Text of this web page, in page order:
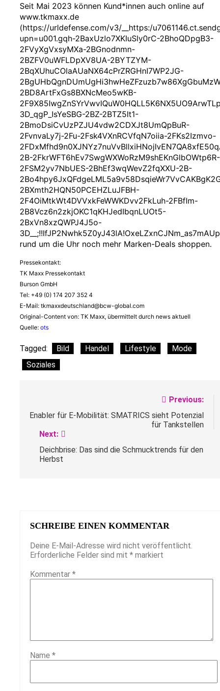
Seit Mai 2023 können Kund*innen auch online auf
www.tkmaxx.de
(https://urldefense.com/v3/__https:/
upn=u001.gqh-2BaxUzlo7XKIuSly0rC-2BhoQDpgB3-
2FVyXgVxsyMXa-2BGnodnmn-
2BZFV0uWFLDpXV8UA-2BYTZYM-
2BqXUhuCOlaAUaNX64cPrZRGHnI7WP2JG-
2BD8ArtFxGs8BXNcMeo5wKB-
3D_qgP_IsYeSBG-2BZ-2BTZ5It1-
2BmoDsiCvUzPZJU4vdw2CDXJt8UmQpBuR-
2FvnvaLy7j-2Fu-2Fsk4VXnRCVfqN7oiia-2FKs2Izmvo-
2B-2FkrWFT6hEv7SwgWXWoRzM9shEKnGlbOWtp6R-
2FSM2yv7NbUES-2BhEf3wqWevZ2fqXXU-2B-
2BXmth2HQN50PCEHZLuJFBH-
2F4OiMtkWt4DVVxkFeWWKDvv2FkLuh-2FBfIm-
2B8Vcz6n2zkjOKC1qKHJedIbqnLUOt5-
2BxVn8xzQWPJ4J5o-
rund um die Uhr noch mehr Marken-Deals shoppen.
Pressekontakt:
TK Maxx Pressekontakt
Burson GmbH
Tel: +49 (0) 174 207 352 4
E-Mail: tkmaxxdeutschland@bcw-global.com
Original-Content von: TK Maxx, übermittelt durch news aktuell
Quelle: ots
Tagged: Bild Handel Lifestyle
Mode
Soziales
Previous:
Enabler für E-Mobilität: SMATRICS sieht Potenzial
für Tankstellen
Next:
Deichbrise: Das sind die Schmucktrends für den
Herbst
SCHREIBE EINEN KOMMENTAR
Deine E-Mail-Adresse wird nicht veröffentlicht.
Erforderliche Felder sind mit * markiert
Kommentar *
Name *